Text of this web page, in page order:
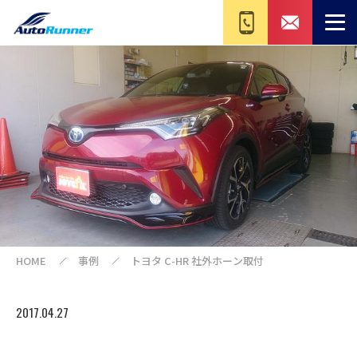
HOME 事例 トヨタ C-HR 社外ホーン取付
2017.04.27